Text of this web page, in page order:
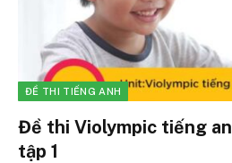
ĐỀ THI TIẾNG ANH
Đề thi Violympic tiếng
tập 1